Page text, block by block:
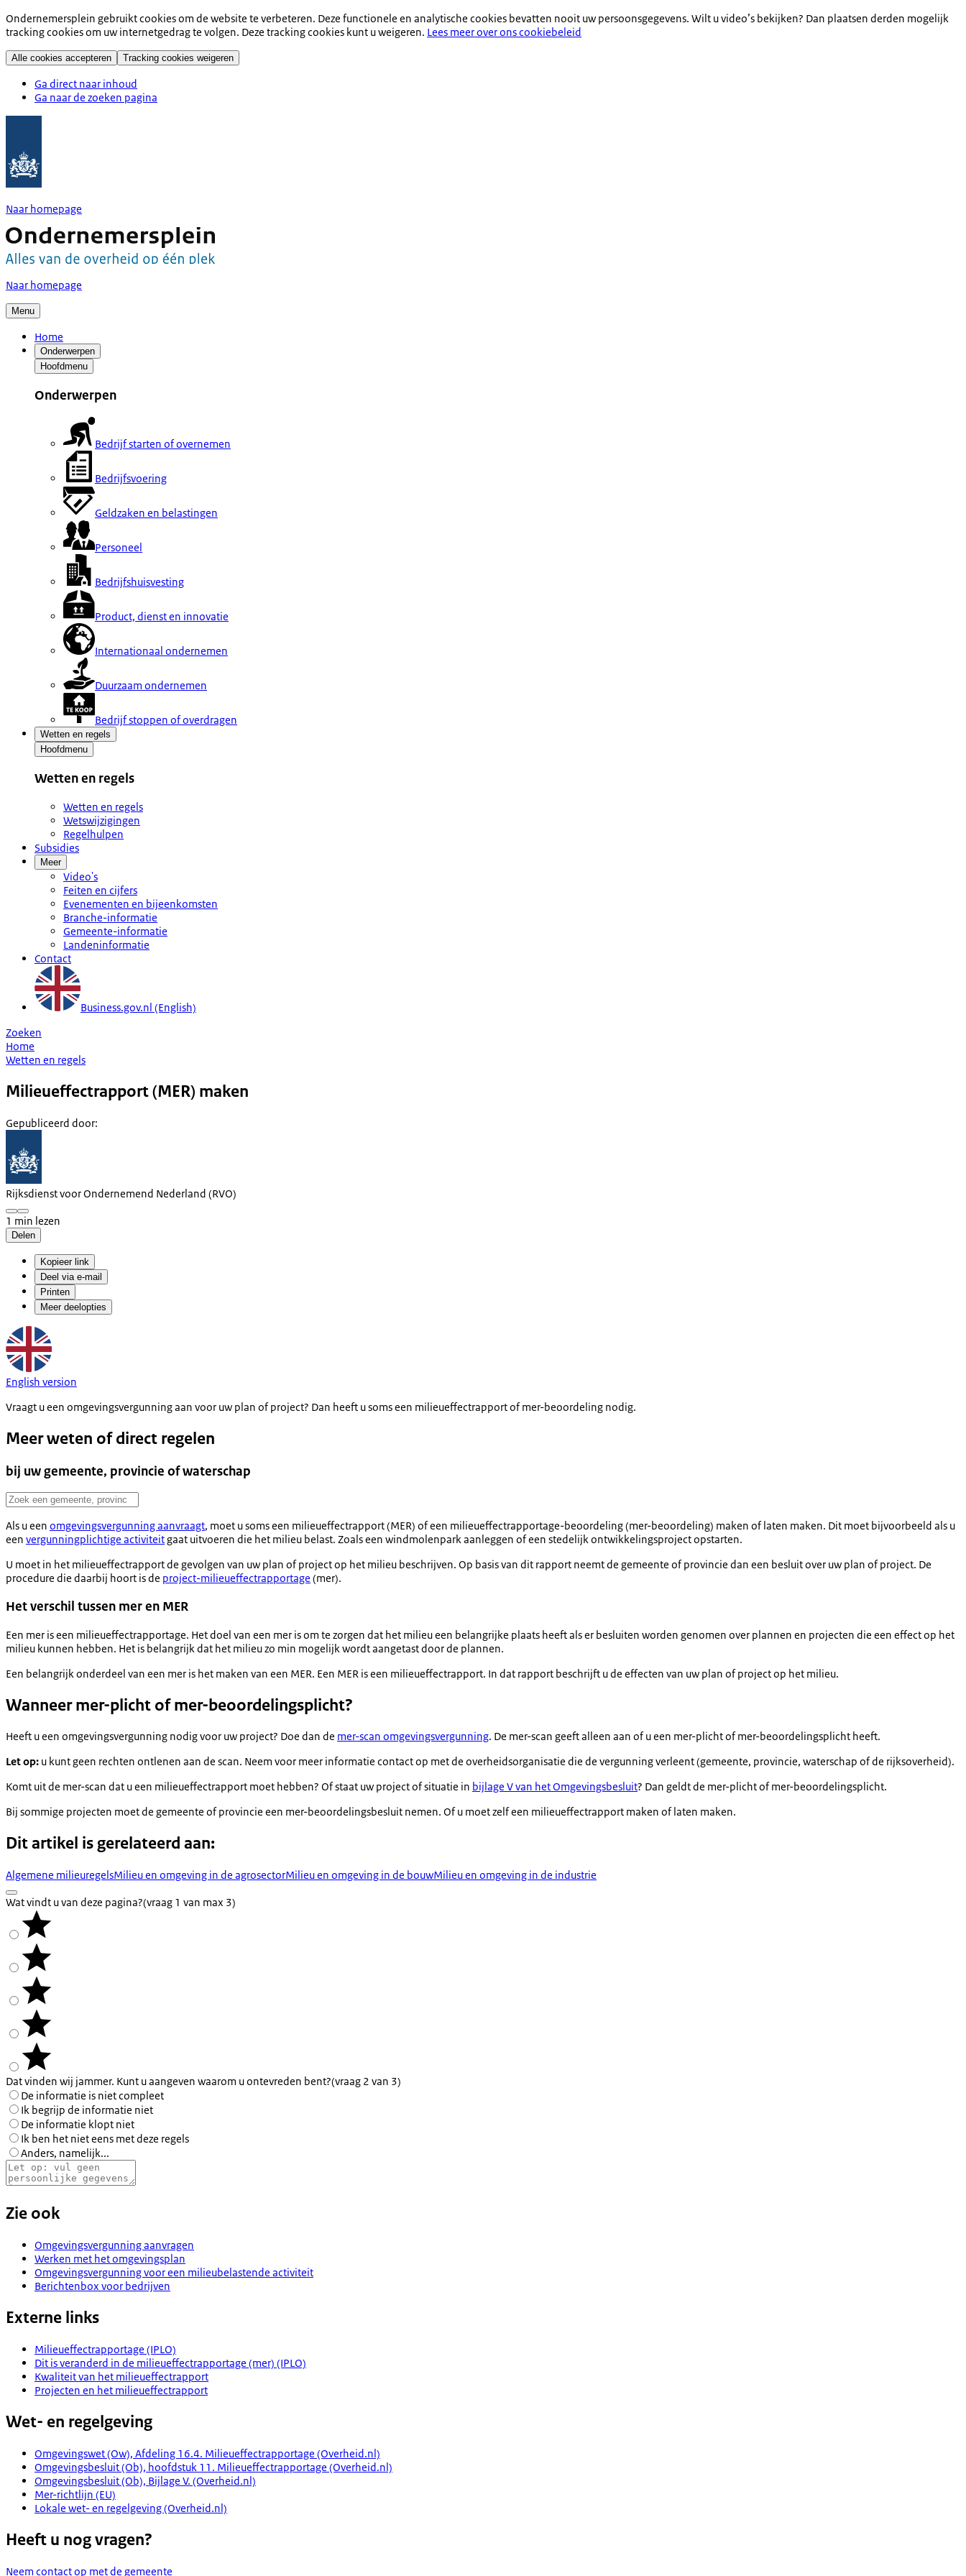
Ondernemersplein gebruikt cookies om de website te verbeteren. Deze functionele en analytische cookies bevatten nooit uw persoonsgegevens. Wilt u video’s bekijken? Dan plaatsen derden mogelijk
tracking cookies om uw internetgedrag te volgen. Deze tracking cookies kunt u weigeren. Lees meer over ons cookiebeleid
Alle cookies accepteren Tracking cookies weigeren
Ga direct naar inhoud
Ga naar de zoeken pagina
Naar homepage
Naar homepage
Menu
Home
Onderwerpen
Hoofdmenu
Onderwerpen
Bedrijf starten of overnemen
Bedrijfsvoering
Geldzaken en belastingen
Personeel
Bedrijfshuisvesting
Product, dienst en innovatie
Internationaal ondernemen
Duurzaam ondernemen
Bedrijf stoppen of overdragen
Wetten en regels
Hoofdmenu
Wetten en regels
Wetten en regels
Wetswijzigingen
Regelhulpen
Subsidies
Meer
Video's
Feiten en cijfers
Evenementen en bijeenkomsten
Branche-informatie
Gemeente-informatie
Landeninformatie
Contact
Business.gov.nl (English)
Zoeken
Home
Wetten en regels
Milieueffectrapport (MER) maken
Gepubliceerd door:
Rijksdienst voor Ondernemend Nederland (RVO)
1 min lezen
Delen
Kopieer link
Deel via e-mail
Printen
Meer deelopties
English version
Vraagt u een omgevingsvergunning aan voor uw plan of project? Dan heeft u soms een milieueffectrapport of mer-beoordeling nodig.
Meer weten of direct regelen
bij uw gemeente, provincie of waterschap
Als u een omgevingsvergunning aanvraagt, moet u soms een milieueffectrapport (MER) of een milieueffectrapportage-beoordeling (mer-beoordeling) maken of laten maken. Dit moet bijvoorbeeld als u
een vergunningplichtige activiteitgaat uitvoeren die het milieu belast. Zoals een windmolenpark aanleggen of een stedelijk ontwikkelingsproject opstarten.
U moet in het milieueffectrapport de gevolgen van uw plan of project op het milieu beschrijven. Op basis van dit rapport neemt de gemeente of provincie dan een besluit over uw plan of project. De
procedure die daarbij hoort is de project-milieueffectrapportage (mer).
Het verschil tussen mer en MER
Een mer is een milieueffectrapportage. Het doel van een mer is om te zorgen dat het milieu een belangrijke plaats heeft als er besluiten worden genomen over plannen en projecten die een effect op het
milieu kunnen hebben. Het is belangrijk dat het milieu zo min mogelijk wordt aangetast door de plannen.
Een belangrijk onderdeel van een mer is het maken van een MER. Een MER is een milieueffectrapport. In dat rapport beschrijft u de effecten van uw plan of project op het milieu.
Wanneer mer-plicht of mer-beoordelingsplicht?
Heeft u een omgevingsvergunning nodig voor uw project? Doe dan de mer-scan omgevingsvergunning. De mer-scan geeft alleen aan of u een mer-plicht of mer-beoordelingsplicht heeft.
Let op: u kunt geen rechten ontlenen aan de scan. Neem voor meer informatie contact op met de overheidsorganisatie die de vergunning verleent (gemeente, provincie, waterschap of de rijksoverheid).
Komt uit de mer-scan dat u een milieueffectrapport moet hebben? Of staat uw project of situatie in bijlage V van het Omgevingsbesluit? Dan geldt de mer-plicht of mer-beoordelingsplicht.
Bij sommige projecten moet de gemeente of provincie een mer-beoordelingsbesluit nemen. Of u moet zelf een milieueffectrapport maken of laten maken.
Dit artikel is gerelateerd aan:
Algemene milieuregelsMilieu en omgeving in de agrosectorMilieu en omgeving in de bouwMilieu en omgeving in de industrie
Wat vindt u van deze pagina?(vraag 1 van max 3)
Dat vinden wij jammer. Kunt u aangeven waarom u ontevreden bent?(vraag 2 van 3)
De informatie is niet compleet
Ik begrijp de informatie niet
De informatie klopt niet
Ik ben het niet eens met deze regels
Anders, namelijk...
Zie ook
Omgevingsvergunning aanvragen
Werken met het omgevingsplan
Omgevingsvergunning voor een milieubelastende activiteit
Berichtenbox voor bedrijven
Externe links
Milieueffectrapportage (IPLO)
Dit is veranderd in de milieueffectrapportage (mer) (IPLO)
Kwaliteit van het milieueffectrapport
Projecten en het milieueffectrapport
Wet- en regelgeving
Omgevingswet (Ow), Afdeling 16.4. Milieueffectrapportage (Overheid.nl)
Omgevingsbesluit (Ob), hoofdstuk 11. Milieueffectrapportage (Overheid.nl)
Omgevingsbesluit (Ob), Bijlage V. (Overheid.nl)
Mer-richtlijn (EU)
Lokale wet- en regelgeving (Overheid.nl)
Heeft u nog vragen?
Neem contact op met de gemeente